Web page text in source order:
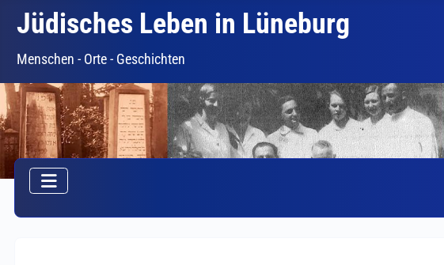
Jüdisches Leben in Lüneburg
Menschen - Orte - Geschichten